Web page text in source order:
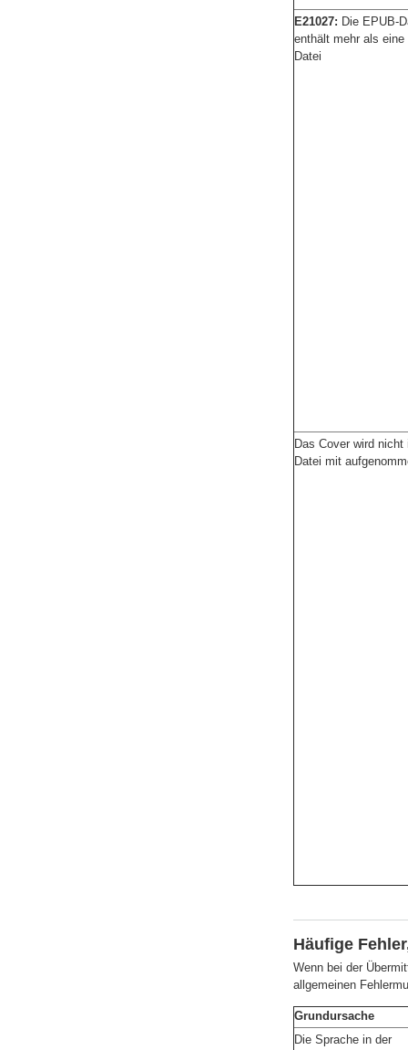
E21027: Die EPUB-
enthält mehr als eine
Datei
Das Cover wird nicht
Datei mit
Häufige
Wenn bei der
allgemeinen
Grundursache
Die Sprache in der